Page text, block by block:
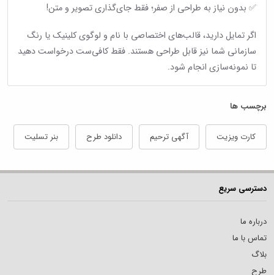
✅ بدون نیاز به طراحی از صفر؛ فقط جای‌گذاری تصویر و متن!
اگر تمایل دارید، قالب‌های اختصاصی با نام و لوگوی کلینیک یا رنگ
سازمانی شما نیز قابل طراحی هستند. فقط کافی‌ست درخواست دهید
تا نمونه‌سازی انجام شود.
برچسب ها
کارت ویزیت آگهی ترحیم دانلود طرح بنر تسلیت
دسترسی سریع
درباره ما
تماس با ما
بلاگ
طرح